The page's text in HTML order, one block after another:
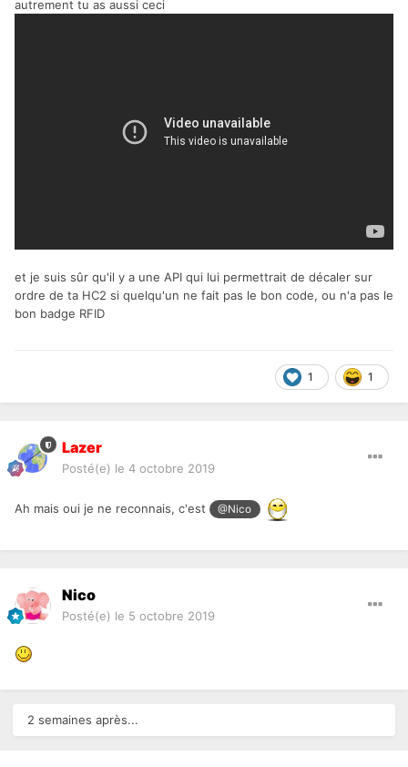
autrement tu as aussi ceci
et je suis sûr qu'il y a une API qui lui permettrait de décaler sur
ordre de ta HC2 si quelqu'un ne fait pas le bon code, ou n'a pas le
bon badge RFID
1 1
Lazer
Posté(e) le 4 octobre 2019
Ah mais oui je ne reconnais, c'est @Nico
Nico
Posté(e) le 5 octobre 2019
2 semaines après...